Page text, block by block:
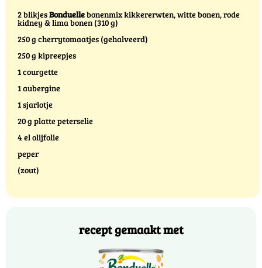
2 blikjesBonduellebonenmix kikkererwten, witte bonen, rode
kidney & lima bonen (310 g)
250 g cherrytomaatjes (gehalveerd)
250 g kipreepjes
1 courgette
1 aubergine
1 sjarlotje
20 g platte peterselie
4 el olijfolie
peper
(zout)
recept gemaakt met